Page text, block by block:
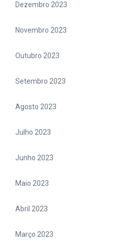
Dezembro 2023
Novembro 2023
Outubro 2023
Setembro 2023
Agosto 2023
Julho 2023
Junho 2023
Maio 2023
Abril 2023
Março 2023